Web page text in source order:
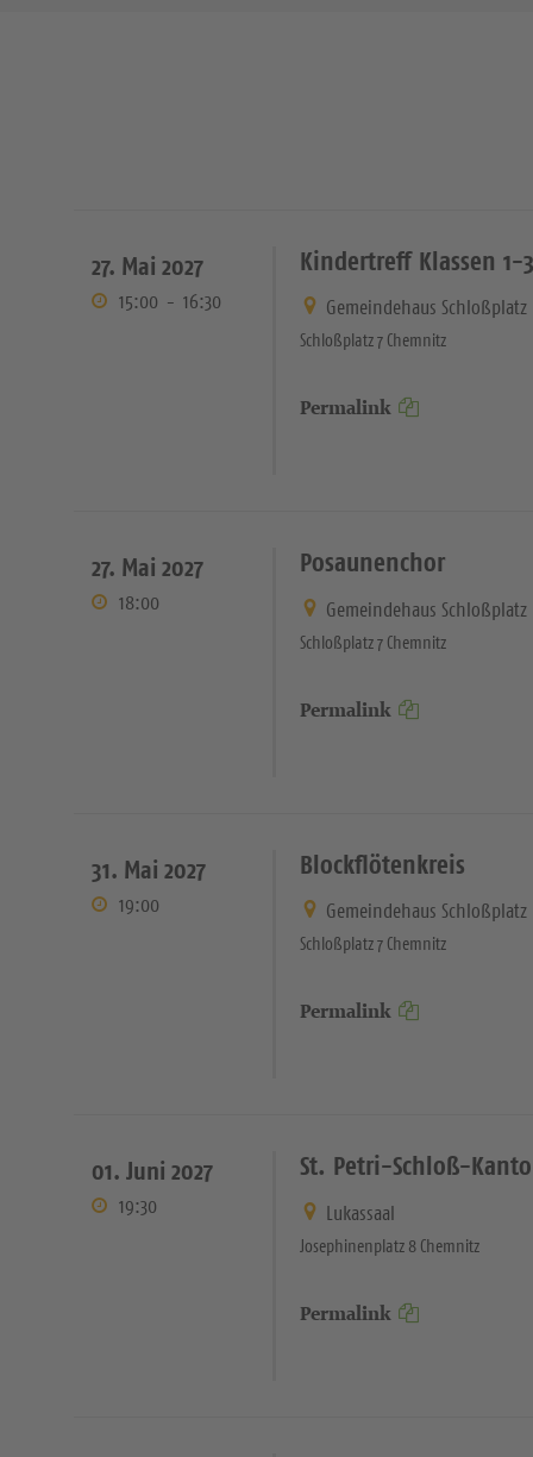
27. Mai 2027
15:00 - 16:30
Kindertreff Klassen 1-
Gemeindehaus Schloßplatz
Schloßplatz 7 Chemnitz
Permalink
27. Mai 2027
18:00
Posaunenchor
Gemeindehaus Schloßplatz
Schloßplatz 7 Chemnitz
Permalink
31. Mai 2027
19:00
Blockflötenkreis
Gemeindehaus Schloßplatz
Schloßplatz 7 Chemnitz
Permalink
01. Juni 2027
19:30
St. Petri-Schloß-
Lukassaal
Josephinenplatz 8 Chemnitz
Permalink